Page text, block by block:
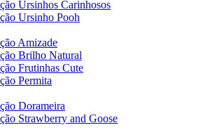
Ursinhos Carinhosos
Ursinho Pooh
Amizade
Brilho Natural
Frutinhas Cute
Permita
Dorameira
Strawberry and Goose